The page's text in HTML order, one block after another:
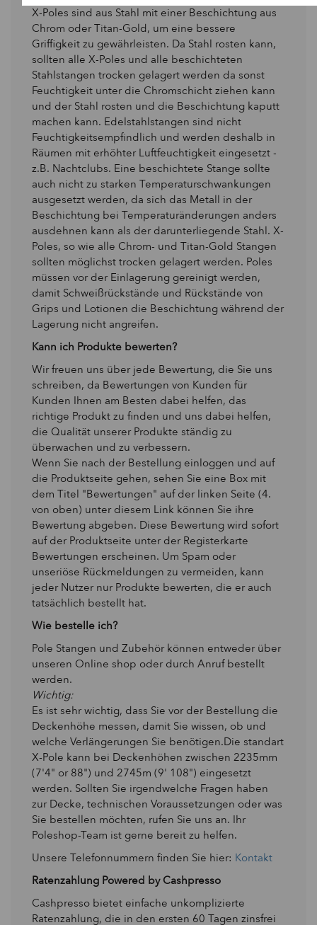
X-Poles sind aus Stahl mit einer Beschichtung aus
Chrom oder Titan-Gold, um eine bessere
Griffigkeit zu gewährleisten. Da Stahl rosten kann,
sollten alle X-Poles und alle beschichteten
Stahlstangen trocken gelagert werden da sonst
Feuchtigkeit unter die Chromschicht ziehen kann
und der Stahl rosten und die Beschichtung kaputt
machen kann. Edelstahlstangen sind nicht
Feuchtigkeitsempfindlich und werden deshalb in
Räumen mit erhöhter Luftfeuchtigkeit eingesetzt -
z.B. Nachtclubs. Eine beschichtete Stange sollte
auch nicht zu starken Temperaturschwankungen
ausgesetzt werden, da sich das Metall in der
Beschichtung bei Temperaturänderungen anders
ausdehnen kann als der darunterliegende Stahl. X-
Poles, so wie alle Chrom- und Titan-Gold Stangen
sollten möglichst trocken gelagert werden. Poles
müssen vor der Einlagerung gereinigt werden,
damit Schweißrückstände und Rückstände von
Grips und Lotionen die Beschichtung während der
Lagerung nicht angreifen.
Kann ich Produkte bewerten?
Wir freuen uns über jede Bewertung, die Sie uns
schreiben, da Bewertungen von Kunden für
Kunden Ihnen am Besten dabei helfen, das
richtige Produkt zu finden und uns dabei helfen,
die Qualität unserer Produkte ständig zu
überwachen und zu verbessern.
Wenn Sie nach der Bestellung einloggen und auf
die Produktseite gehen, sehen Sie eine Box mit
dem Titel "Bewertungen" auf der linken Seite (4.
von oben) unter diesem Link können Sie ihre
Bewertung abgeben. Diese Bewertung wird sofort
auf der Produktseite unter der Registerkarte
Bewertungen erscheinen. Um Spam oder
unseriöse Rückmeldungen zu vermeiden, kann
jeder Nutzer nur Produkte bewerten, die er auch
tatsächlich bestellt hat.
Wie bestelle ich?
Pole Stangen und Zubehör können entweder über
unseren Online shop oder durch Anruf bestellt
werden.
Wichtig:
Es ist sehr wichtig, dass Sie vor der Bestellung die
Deckenhöhe messen, damit Sie wissen, ob und
welche Verlängerungen Sie benötigen.Die standart
X-Pole kann bei Deckenhöhen zwischen 2235mm
(7'4" or 88") und 2745m (9' 108") eingesetzt
werden. Sollten Sie irgendwelche Fragen haben
zur Decke, technischen Voraussetzungen oder was
Sie bestellen möchten, rufen Sie uns an. Ihr
Poleshop-Team ist gerne bereit zu helfen.
Unsere Telefonnummern finden Sie hier: Kontakt
Ratenzahlung Powered by Cashpresso
Cashpresso bietet einfache unkomplizierte
Ratenzahlung, die in den ersten 60 Tagen zinsfrei